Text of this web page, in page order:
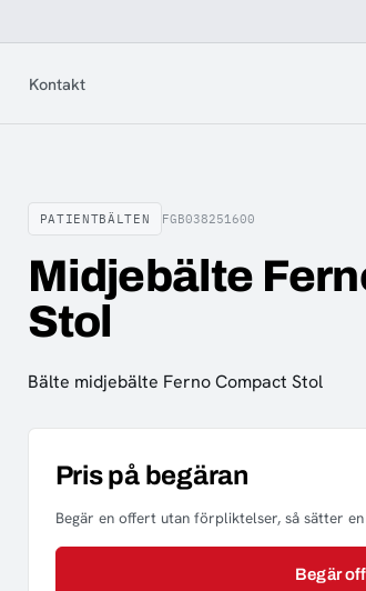
Kontakt
PATIENTBÄLTEN FGB038251600
Midjebälte
Stol
Bälte midjebälte Ferno Compact Stol
Pris på begäran
Begär en offert utan förpliktelser, så sätter
Begär